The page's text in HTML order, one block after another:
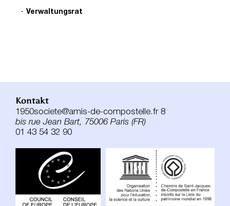
Verwaltungsrat
Kontakt
1950societe@amis-de-compostelle.fr 8
bis rue Jean Bart, 75006 Paris (FR)
01 43 54 32 90